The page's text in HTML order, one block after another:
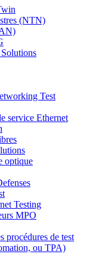
(NTN)
Test
service Ethernet
optique
Testing
MPO
procédures de test
ou TPA)